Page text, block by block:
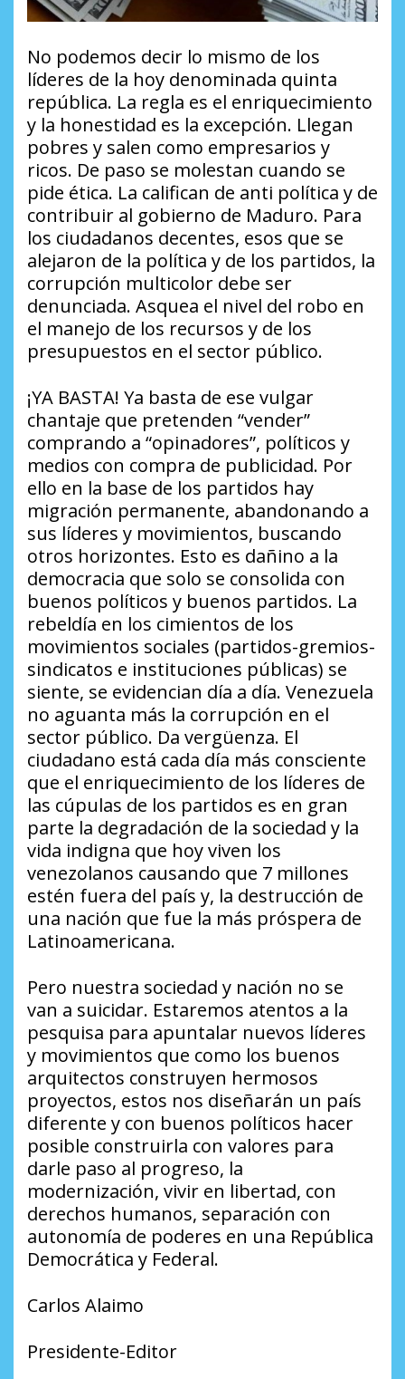
No podemos decir lo mismo de los
líderes de la hoy denominada quinta
república. La regla es el enriquecimiento
y la honestidad es la excepción. Llegan
pobres y salen como empresarios y
ricos. De paso se molestan cuando se
pide ética. La califican de anti política y de
contribuir al gobierno de Maduro. Para
los ciudadanos decentes, esos que se
alejaron de la política y de los partidos, la
corrupción multicolor debe ser
denunciada. Asquea el nivel del robo en
el manejo de los recursos y de los
presupuestos en el sector público.
¡YA BASTA! Ya basta de ese vulgar
chantaje que pretenden “vender”
comprando a “opinadores”, políticos y
medios con compra de publicidad. Por
ello en la base de los partidos hay
migración permanente, abandonando a
sus líderes y movimientos, buscando
otros horizontes. Esto es dañino a la
democracia que solo se consolida con
buenos políticos y buenos partidos. La
rebeldía en los cimientos de los
movimientos sociales (partidos-gremios-
sindicatos e instituciones públicas) se
siente, se evidencian día a día. Venezuela
no aguanta más la corrupción en el
sector público. Da vergüenza. El
ciudadano está cada día más consciente
que el enriquecimiento de los líderes de
las cúpulas de los partidos es en gran
parte la degradación de la sociedad y la
vida indigna que hoy viven los
venezolanos causando que 7 millones
estén fuera del país y, la destrucción de
una nación que fue la más próspera de
Latinoamericana.
Pero nuestra sociedad y nación no se
van a suicidar. Estaremos atentos a la
pesquisa para apuntalar nuevos líderes
y movimientos que como los buenos
arquitectos construyen hermosos
proyectos, estos nos diseñarán un país
diferente y con buenos políticos hacer
posible construirla con valores para
darle paso al progreso, la
modernización, vivir en libertad, con
derechos humanos, separación con
autonomía de poderes en una República
Democrática y Federal.
Carlos Alaimo
Presidente-Editor